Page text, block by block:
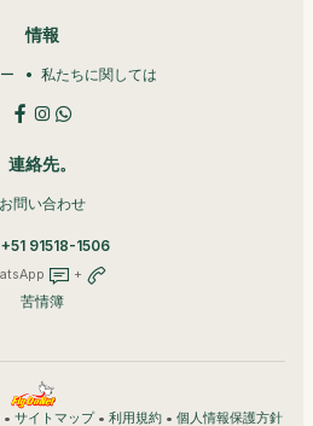
情報
私たちに関しては
連絡先。
お問い合わせ
+51 91518-1506
+
苦情簿
サイトマップ• 利用規約 • 個人情報保護方針